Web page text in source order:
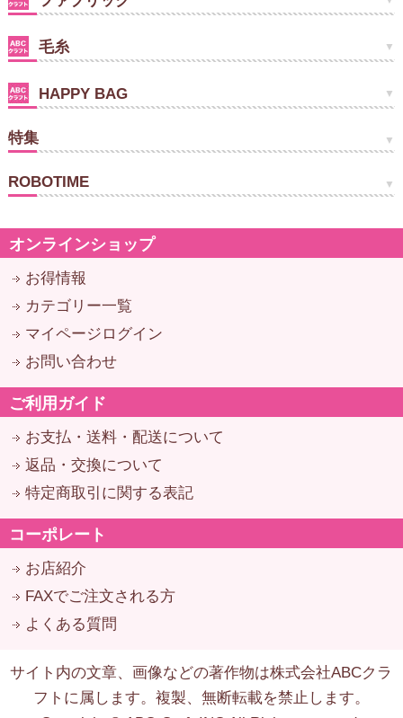
毛糸
HAPPY BAG
特集
ROBOTIME
オンラインショップ
お得情報
カテゴリー一覧
マイページログイン
お問い合わせ
ご利用ガイド
お支払・送料・配送について
返品・交換について
特定商取引に関する表記
コーポレート
お店紹介
FAXでご注文される方
よくある質問
サイト内の文章、画像などの著作物は株式会社ABCクラ
フトに属します。複製、無断転載を禁止します。